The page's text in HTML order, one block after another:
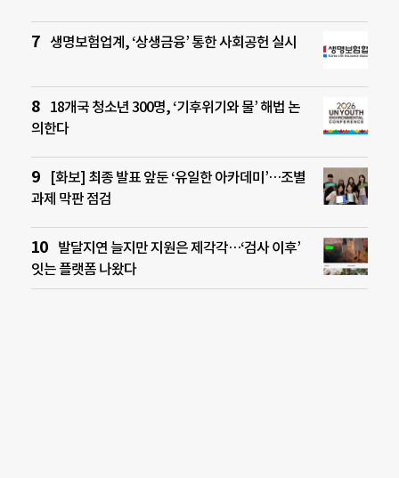
생명보험업계, ‘상생금융’ 통한 사회공헌 실시
18개국 청소년 300명, ‘기후위기와 물’ 해법 논
의한다
[화보] 최종 발표 앞둔 ‘유일한 아카데미’…조별
과제 막판 점검
발달지연 늘지만 지원은 제각각…‘검사 이후’
잇는 플랫폼 나왔다